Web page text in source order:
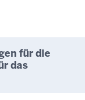
für die
das